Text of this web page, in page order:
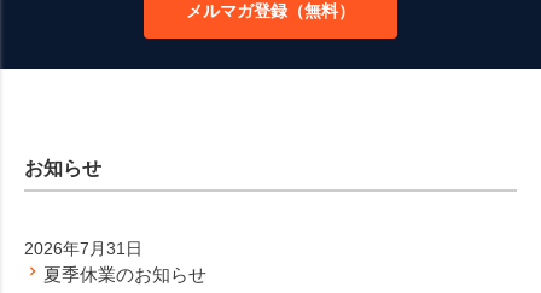
メルマガ登録（無料）
お知らせ
2026年7月31日
夏季休業のお知らせ